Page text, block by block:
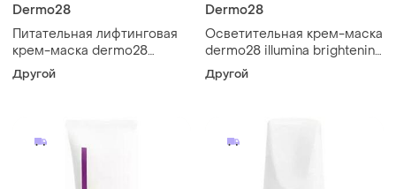
Dermo28
Питательная лифтинговая
крем-маска dermo28
nutriage vital mask 75 мл
Другой
Dermo28
Осветительная крем-маска
dermo28 illumina brightening
mask 75 мл
Другой